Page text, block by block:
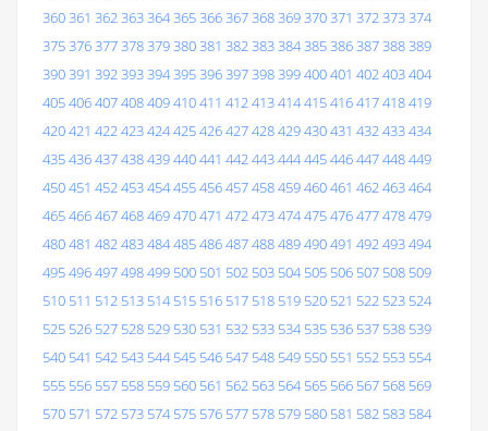
360361 362363364365366367368369370371 372373374
375376377378379380381 382383384385386387388389
390391 392393394395396397398399400401 402403404
405406407408409410411 412413414415416417418419
420421 422423424425426427428429430431 432433434
435436437438439440441 442443444445446447448449
450451 452453454455456457458459460461 462463464
465466467468469470471 472473474475476477478479
480481 482483484485486487488489490491 492493494
495496497498499 500 501 502 503 504 505 506 507 508 509
510 511 512 513 514 515 516 517 518 519 520 521 522 523 524
525 526 527 528 529 530 531 532 533 534 535 536 537 538 539
540 541 542 543 544 545 546 547 548 549 550 551 552 553 554
555 556 557 558 559 560 561 562 563 564 565 566 567 568 569
570 571 572 573 574 575 576 577 578 579 580 581 582 583 584